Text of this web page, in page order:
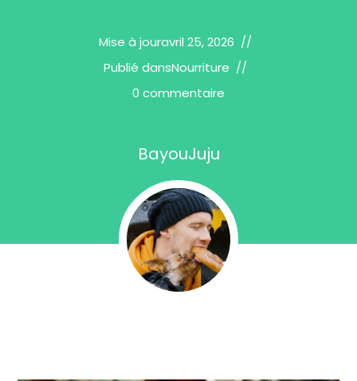
Mise à jouravril 25, 2026
Publié dansNourriture
0 commentaire
BayouJuju